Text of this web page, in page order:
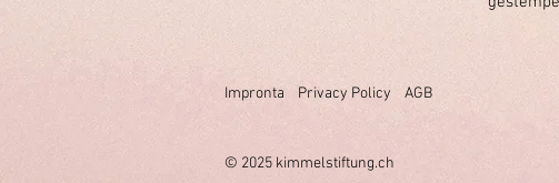
Impronta Privacy Policy AGB
© 2025